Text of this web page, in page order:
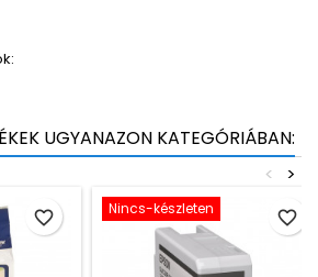
UGYANAZON KATEGÓRIÁBAN:
>
<
favorite_border Nincs-készleten favorite_border